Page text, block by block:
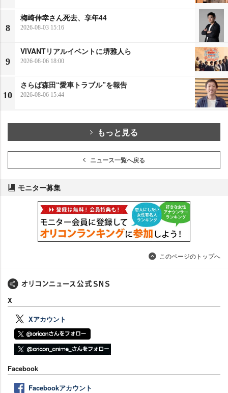
8
梅崎伸幸さん死去、享年44
2026-08-03 15:16
9
VIVANTリアルイベントに堺雅人ら
2026-08-06 18:00
10
さらば森田“愛車トラブル”を報告
2026-08-06 15:44
もっと見る
ニュース一覧へ戻る
モニター募集
このページのトップへ
X
Xアカウント
Facebook
Facebookアカウント